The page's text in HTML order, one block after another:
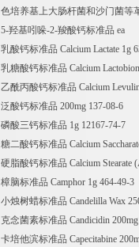
色培养基上大肠杆菌和沙门菌
5-羟基吲哚-2-羧酸钙标准品 ea
乳酸钙标准品 Calcium Lactate 1g
乳糖酸钙标准品 Calcium
乙酰丙酸钙标准品 Calcium
泛酸钙标准品 200mg 137-08-6
磷酸三钙标准品 1g 12167-74-7
糖二酸钙标准品 Calcium
硬脂酸钙标准品 Calcium Stearate
樟脑标准品 Camphor 1g 464-49-3
小烛树蜡标准品 Candelilla Wax
克念菌素标准品 Candicidin
卡培他滨标准品 Capecitabine